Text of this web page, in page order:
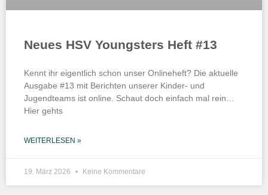
Neues HSV Youngsters Heft #13
Kennt ihr eigentlich schon unser Onlineheft? Die aktuelle
Ausgabe #13 mit Berichten unserer Kinder- und
Jugendteams ist online. Schaut doch einfach mal rein…
Hier gehts
WEITERLESEN »
19. März 2026 Keine Kommentare